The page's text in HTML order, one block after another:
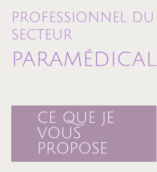
PROFESSIONNEL DU
SECTEUR
PARAMÉDICAL
CE QUE JE
VOUS
PROPOSE